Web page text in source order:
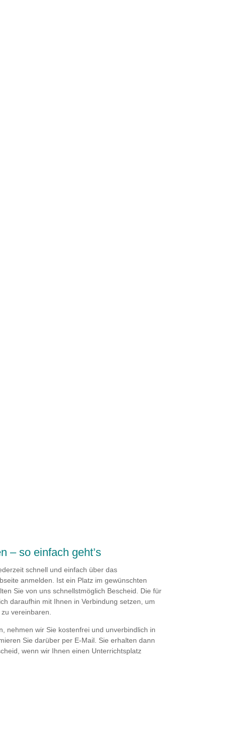
– so einfach geht’s
schnell und einfach über das
anmelden. Ist ein Platz im gewünschten
Sie von uns schnellstmöglich Bescheid. Die für
daraufhin mit Ihnen in Verbindung setzen, um
vereinbaren.
nehmen wir Sie kostenfrei und unverbindlich in
Sie darüber per E-Mail. Sie erhalten dann
wenn wir Ihnen einen Unterrichtsplatz